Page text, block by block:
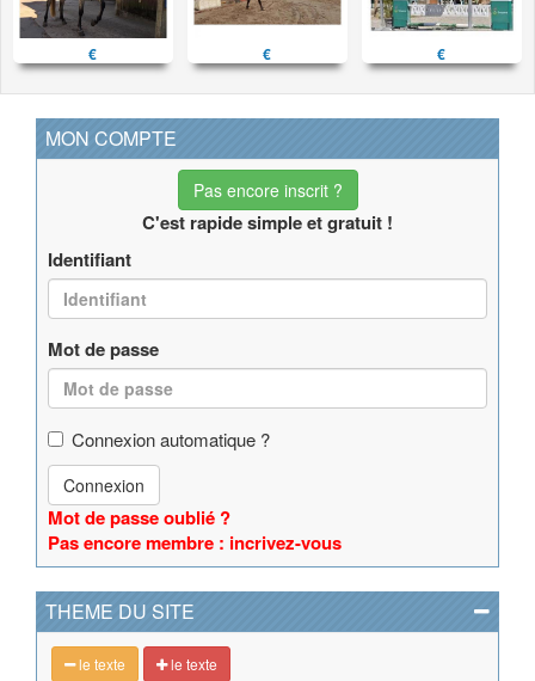
€ € €
MON COMPTE
Pas encore inscrit ?
C'est rapide simple et gratuit !
Identifiant
Mot de passe
Connexion automatique ?
Connexion
Mot de passe oublié ?
Pas encore membre : incrivez-vous
THEME DU SITE
le texte le texte